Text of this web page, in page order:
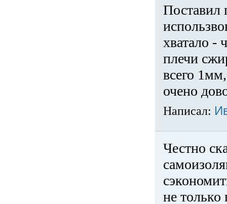
Поставил
хватало -
плечи
всего
очено
Написал:
Честно
не только